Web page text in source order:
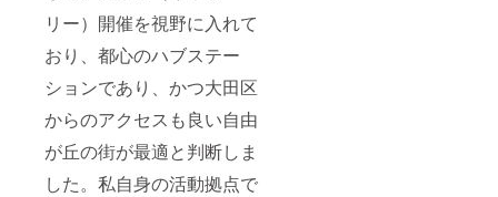
リー）開催を視野に入れて
おり、都心のハブステー
ションであり、かつ大田区
からのアクセスも良い自由
が丘の街が最適と判断しま
した。私自身の活動拠点で